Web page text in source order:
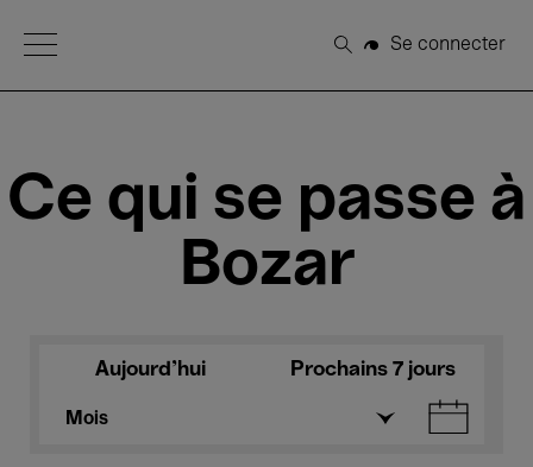
Open Menu
Rechercher
Se connecter
Ce qui se passe à
Bozar
Aujourd'hui Prochains 7 jours
Mois